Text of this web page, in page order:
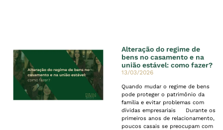
Alteração do regime de
bens no casamento e na
união estável: como fazer?
13/03/2026
Quando mudar o regime de bens
pode proteger o patrimônio da
família e evitar problemas com
dívidas empresariais Durante os
primeiros anos de relacionamento,
poucos casais se preocupam com